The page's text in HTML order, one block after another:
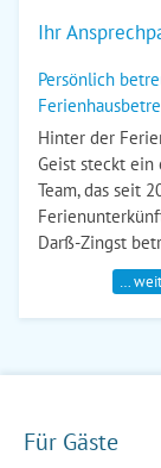
Ihr
Persönlich
Hinter der
Geist steckt ein
Team, das seit
Darß-Zingst
…
Für Gäste